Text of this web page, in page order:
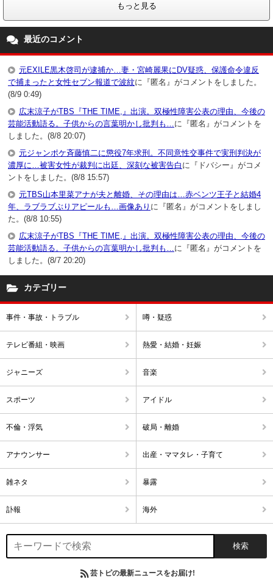
もっと見る
最近のコメント
元EXILE黒木啓司が逮捕か…妻・宮崎麗果にDV疑惑、保護命令違反
で捕まったと女性セブン報道で波紋に『匿名』がコメントをしました。
(8/9 0:49)
広末涼子がTBS『THE TIME,』出演。双極性障害公表の理由、今後の
芸能活動語る。子供からの言葉明かし批判も… に『匿名』がコメントを
しました。(8/8 20:07)
元ジャンポケ斉藤慎二に懲役7年求刑。不同意性交事件で実刑判決が
濃厚に…被害女性が裁判に出廷、深刻な被害告白 に『ドバシー』がコメ
ントをしました。(8/8 15:57)
元TBS山本里菜アナが夫と離婚、その理由は…赤ベンツ王子と結婚4
年、ラブラブぶりアピールも…画像あり に『匿名』がコメントをしまし
た。(8/8 10:55)
広末涼子がTBS『THE TIME,』出演。双極性障害公表の理由、今後の
芸能活動語る。子供からの言葉明かし批判も… に『匿名』がコメントを
しました。(8/7 20:20)
カテゴリー
事件・事故・トラブル 噂・疑惑
テレビ番組・映画 熱愛・結婚・妊娠
ジャニーズ 音楽
スポーツ アイドル
不倫・浮気 破局・離婚
アナウンサー 出産・ママタレ・子育て
雑ネタ 暴露
訃報 海外
芸トピの最新ニュースをお届け!